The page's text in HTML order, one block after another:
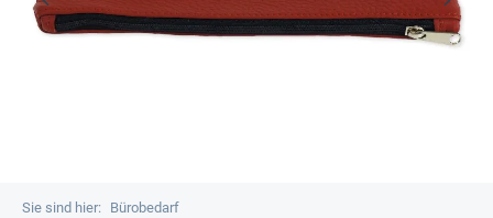
Sie sind hier: Bürobedarf